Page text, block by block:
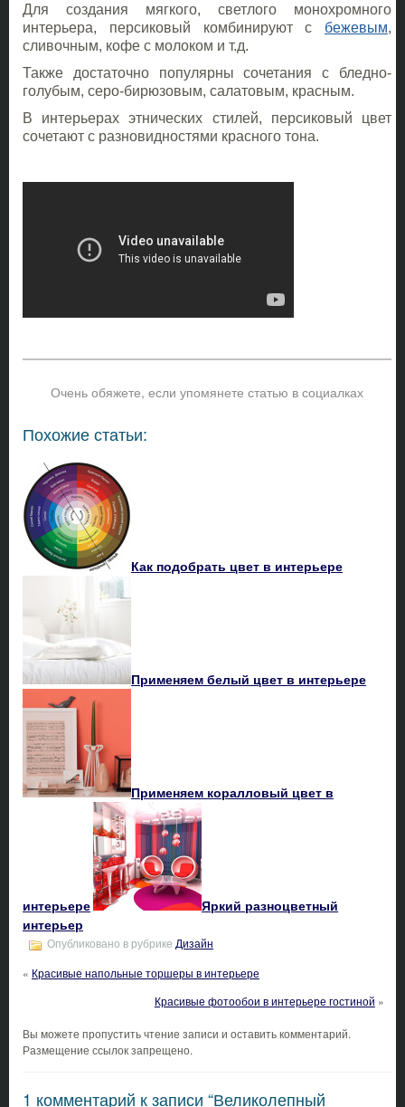
Для создания мягкого, светлого монохромного
интерьера, персиковый комбинируют с бежевым,
сливочным, кофе с молоком и т.д.
Также достаточно популярны сочетания с бледно-
голубым, серо-бирюзовым, салатовым, красным.
В интерьерах этнических стилей, персиковый цвет
сочетают с разновидностями красного тона.
Очень обяжете, если упомянете статью в социалках
Похожие статьи:
Как подобрать цвет в интерьере
Применяем белый цвет в интерьере
Применяем коралловый цвет в
интерьере
Яркий разноцветный
интерьер
Опубликовано в рубрике Дизайн
« Красивые напольные торшеры в интерьере
Красивые фотообои в интерьере гостиной »
Вы можете пропустить чтение записи и оставить комментарий.
Размещение ссылок запрещено.
1 комментарий к записи “Великолепный